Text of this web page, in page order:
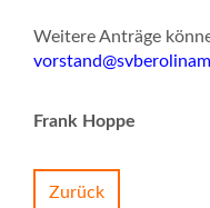
Weitere Anträge
Frank Hoppe
Zurück